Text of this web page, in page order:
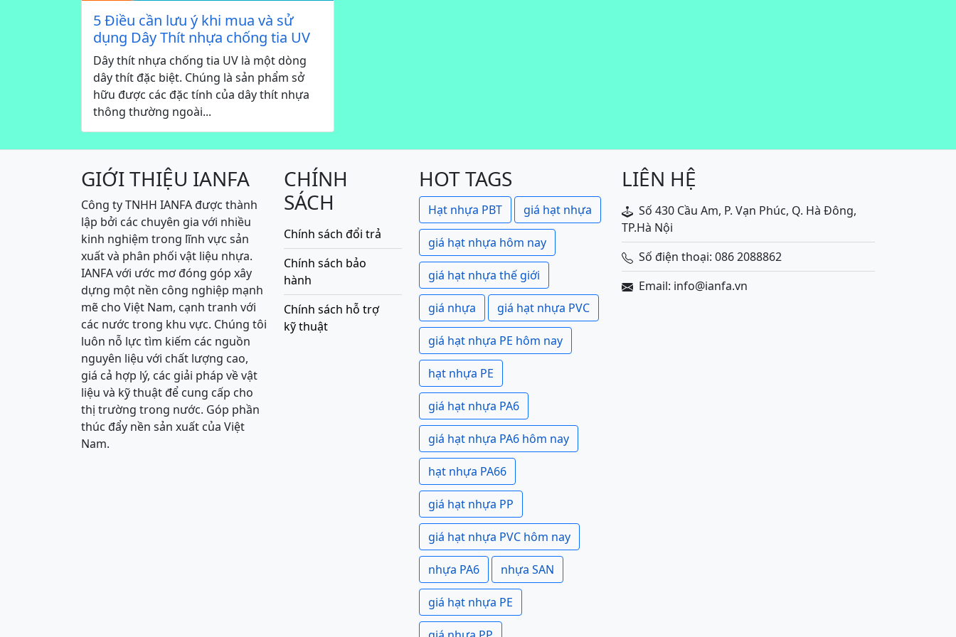
5 Điều cần lưu ý khi mua và sử
dụng Dây Thít nhựa chống tia UV
Dây thít nhựa chống tia UV là một dòng
dây thít đặc biệt. Chúng là sản phẩm sở
hữu được các đặc tính của dây thít nhựa
thông thường ngoài...
GIỚI THIỆU IANFA
Công ty TNHH IANFA được thành
lập bởi các chuyên gia với nhiều
kinh nghiệm trong lĩnh vực sản
xuất và phân phối vật liệu nhựa.
IANFA với ước mơ đóng góp xây
dựng một nền công nghiệp mạnh
mẽ cho Việt Nam, cạnh tranh với
các nước trong khu vực. Chúng tôi
luôn nỗ lực tìm kiếm các nguồn
nguyên liệu với chất lượng cao,
giá cả hợp lý, các giải pháp về vật
liệu và kỹ thuật để cung cấp cho
thị trường trong nước. Góp phần
thúc đẩy nền sản xuất của Việt
Nam.
CHÍNH
SÁCH
Chính sách đổi trả
Chính sách bảo
hành
Chính sách hỗ trợ
kỹ thuật
HOT TAGS
Hạt nhựa PBT giá hạt nhựa
giá hạt nhựa hôm nay
giá hạt nhựa thế giới
giá nhựa giá hạt nhựa PVC
giá hạt nhựa PE hôm nay
hạt nhựa PE
giá hạt nhựa PA6
giá hạt nhựa PA6 hôm nay
hạt nhựa PA66
giá hạt nhựa PP
giá hạt nhựa PVC hôm nay
nhựa PA6 nhựa SAN
giá hạt nhựa PE
LIÊN HỆ
Số 430 Cầu Am, P. Vạn Phúc, Q. Hà Đông,
TP.Hà Nội
Số điện thoại: 086 2088862
Email: info@ianfa.vn